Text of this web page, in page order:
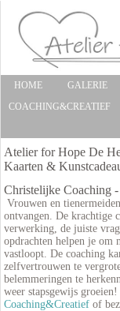
HOME GALERIE
COACHING&CREATIEF
Atelier for Hope De
Kaarten &
Christelijke Coaching
Vrouwen en
ontvangen. De krachtige
verwerking, de juiste
opdrachten helpen je om
vastloopt. De coaching
zelfvertrouwen te
belemmeringen te
weer stapsgewijs
Coaching&Creatief of